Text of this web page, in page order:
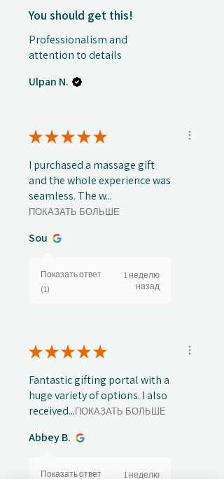
You should get this!
Professionalism and
attention to details
Ulpan N.
★★★★★
I purchased a massage gift
and the whole experience was
seamless. The w...
ПОКАЗАТЬ БОЛЬШЕ
Sou
Показать ответ
(1)
1 неделю
назад
★★★★★
Fantastic gifting portal with a
huge variety of options. I also
received...ПОКАЗАТЬ БОЛЬШЕ
Abbey B.
Показать ответ 1 неделю